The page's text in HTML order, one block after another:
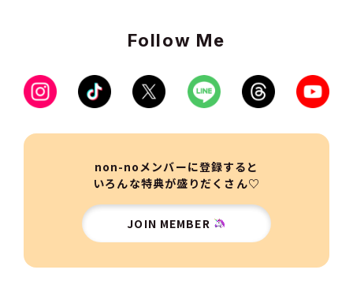
Follow Me
non-noメンバーに登録すると
いろんな特典が盛りだくさん♡
JOIN MEMBER